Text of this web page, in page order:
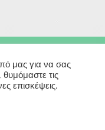
| All Rights Reserved
| Εξωσωματική
μας για να σας
τις
επισκέψεις.